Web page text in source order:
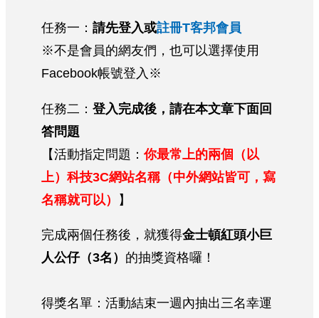
任務一： 請先登入或註冊T客邦會員
※不是會員的網友們，也可以選擇使用
Facebook帳號登入※
任務二： 登入完成後，請在本文章下面回
答問題
【活動指定問題：你最常上的兩個（以
上）科技3C網站名稱（中外網站皆可，寫
名稱就可以）
】
完成兩個任務後，就獲得金士頓紅頭小巨
人公仔（3名） 的抽獎資格囉！
得獎名單：活動結束一週內抽出三名幸運